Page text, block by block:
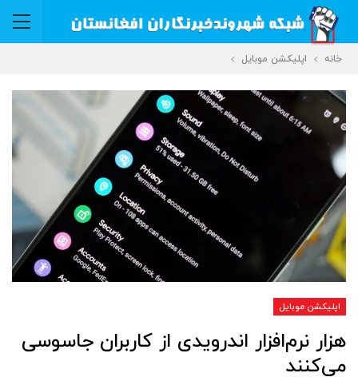
خانه اپلیکشن موبایل
اپلیکشن موبایل
هزار نرم‌افزار اندرویدی از کاربران جاسوسی
می‌کنند